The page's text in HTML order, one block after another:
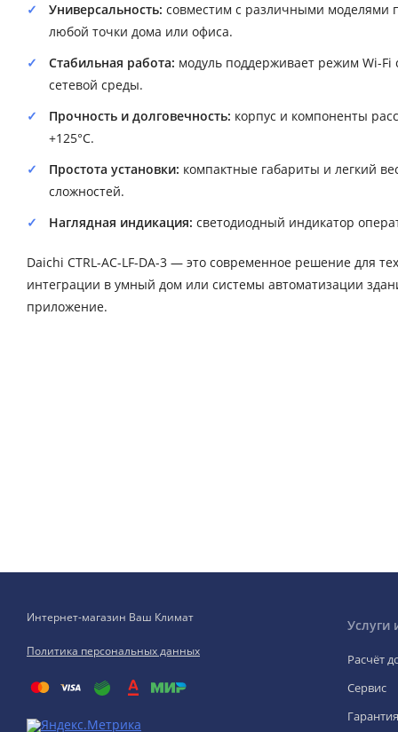
Универсальность: совместим с различными моделями
любой точки дома или офиса.
Стабильная работа: модуль поддерживает режим Wi-Fi
сетевой среды.
Прочность и долговечность: корпус и компоненты
+125°C.
Простота установки: компактные габариты и легкий
сложностей.
Наглядная индикация: светодиодный индикатор
Daichi CTRL-AC-LF-DA-3 — это современное решение для
интеграции в умный дом или системы автоматизации
приложение.
Интернет-магазин Ваш Климат
Политика персональных данных
Услуги
Расчёт
Сервис
Гарантия